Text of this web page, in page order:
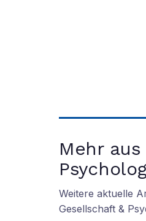
Mehr
Weitere aktuelle
Gesellschaft &